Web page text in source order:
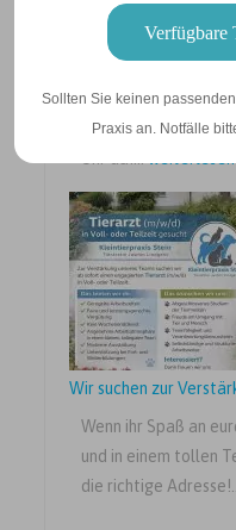
Verfügbare
Sollten Sie keinen
Praxis an. Notfälle
Notdienst am
Wir haben am
und sind für Sie und
09.05.2026
Wir suchen zur
Wenn ihr Spaß an
und in einem tollen
die richtige